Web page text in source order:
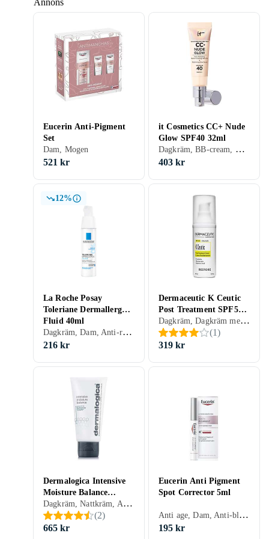
Annons
Eucerin Anti-Pigment
Set
Dam, Mogen
521 kr
it Cosmetics CC+ Nude
Glow SPF40 32ml
Dagkräm, BB-cream, CC-cream, Dagkräm med SPF, Dam, Herr, Återfuktande, Bronzing, Lyster, Antioxidant, Upplysande, Normal, Blandad, Torr, Fet, Alla, Känslig, Mogen
403 kr
12%
La Roche Posay
Toleriane Dermallergo
Fluid 40ml
Dagkräm, Dam, Anti-redness, Uppfriskande/Kylande, Återfuktande, Regenererande, Lugnande, Känslig, Mogen
216 kr
Dermaceutic K Ceutic
Post Treatment SPF50
30ml
Dagkräm, Dagkräm med SPF, Dam, Återfuktande, Bronzing, Regenererande, Närande, Normal, Torr, Alla, Känslig, Mogen
(1)
319 kr
Dermalogica Intensive
Moisture Balance
Cream 100ml
Dagkräm, Nattkräm, Anti age, Dam, Mjukgörande, Återfuktande, Motverkar rynkor, Antioxidant, Regenererande, Balanserande, Närande, Normal, Torr, Alla, Mogen
(2)
665 kr
Eucerin Anti Pigment
Spot Corrector 5ml
Anti age, Dam, Anti-blemish, Upplysande, Normal, Blandad, Torr, Fet, Alla, Känslig, Mogen
195 kr